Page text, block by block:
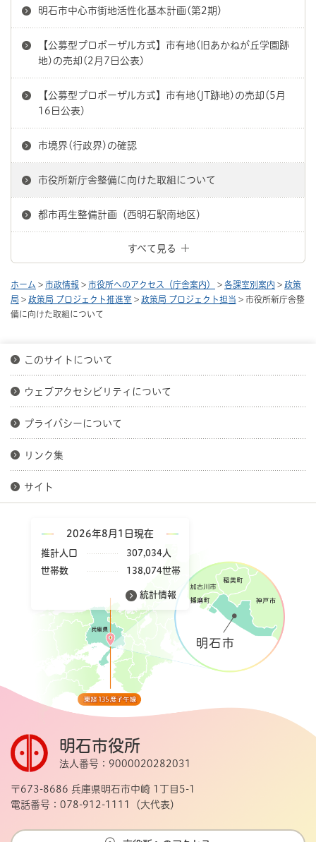
明石市中心市街地活性化基本計画(第2期)
【公募型プロポーザル方式】市有地(旧あかねが丘学園跡
地)の売却(2月7日公表)
【公募型プロポーザル方式】市有地(JT跡地)の売却(5月
16日公表)
市境界(行政界)の確認
市役所新庁舎整備に向けた取組について
都市再生整備計画（西明石駅南地区）
すべて見る
ホーム > 市政情報 > 市役所へのアクセス（庁舎案内） > 各課室別案内 > 政策
局 > 政策局 プロジェクト推進室 > 政策局 プロジェクト担当 > 市役所新庁舎整
備に向けた取組について
このサイトについて
ウェブアクセシビリティについて
プライバシーについて
リンク集
サイト
2026年8月1日現在
推計人口
307,034人
世帯数
138,074世帯
統計情報
明石市役所
法人番号：9000020282031
〒673-8686 兵庫県明石市中崎 1丁目5-1
電話番号：078-912-1111（大代表）